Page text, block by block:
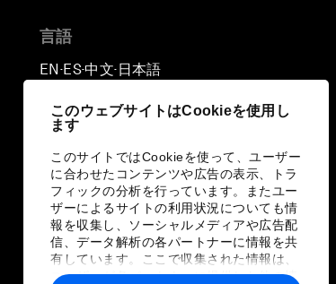
このウェブサイトはCookieを使用し
ます
このサイトではCookieを使って、ユーザー
に合わせたコンテンツや広告の表示、トラ
フィックの分析を行っています。またユー
ザーによるサイトの利用状況についても情
報を収集し、ソーシャルメディアや広告配
信、データ解析の各パートナーに情報を共
有しています。ここで収集された情報は、
ユーザーが各パートナーに提供した他の情
言語
EN ▪ ES▪中文▪ 日本語